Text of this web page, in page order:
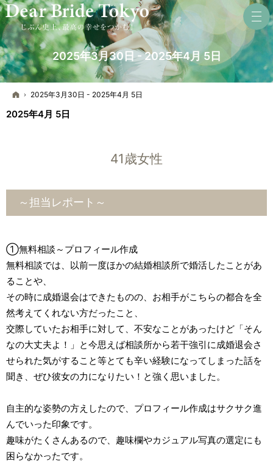
2025年3月30日 - 2025年4月 5日
ホーム
2025年3月30日 - 2025年4月 5日
2025年4月 5日
41歳女性
～担当レポート～
①無料相談～プロフィール作成
無料相談では、以前一度ほかの結婚相談所で婚活したことがあ
ることや、
その時に成婚退会はできたものの、お相手がこちらの都合を全
然考えてくれない方だったこと、
交際していたお相手に対して、不安なことがあったけど「そん
なの大丈夫よ！」と今思えば相談所から若干強引に成婚退会さ
せられた気がすること等とても辛い経験になってしまった話を
聞き、ぜひ彼女の力になりたい！と強く思いました。
自主的な姿勢の方えしたので、プロフィール作成はサクサク進
んでいった印象です。
趣味がたくさんあるので、趣味欄やカジュアル写真の選定にも
困らなかったです。